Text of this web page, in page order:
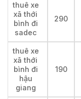
thuê xe
xã thới
bình đi
sadec
290
thuê xe
xã thới
bình đi
hậu
giang
190